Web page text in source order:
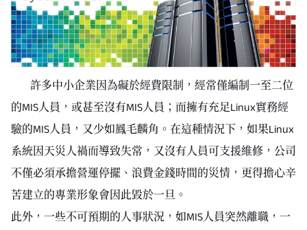
許多中小企業因為礙於經費限制，經常僅編制一至二位
的MIS人員，或甚至沒有MIS人員；而擁有充足Linux實務經
驗的MIS人員，又少如鳳毛麟角。在這種情況下，如果Linux
系統因天災人禍而導致失常，又沒有人員可支援維修，公司
不僅必須承擔營運停擺、浪費金錢時間的災情，更得擔心辛
苦建立的專業形象會因此毀於一旦。
此外，一些不可預期的人事狀況，如MIS人員突然離職，一